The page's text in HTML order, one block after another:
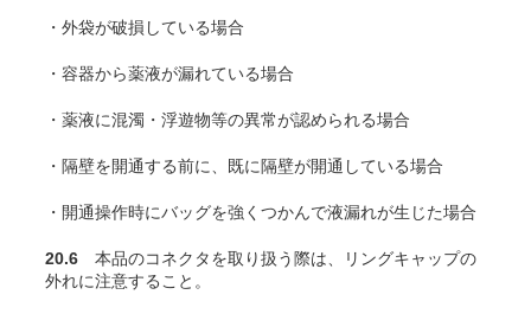
・外袋が破損している場合
・容器から薬液が漏れている場合
・薬液に混濁・浮遊物等の異常が認められる場合
・隔壁を開通する前に、既に隔壁が開通している場合
・開通操作時にバッグを強くつかんで液漏れが生じた場合
20.6 本品のコネクタを取り扱う際は、リングキャップの
外れに注意すること。